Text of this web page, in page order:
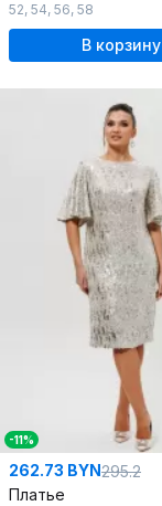
52, 54, 56, 58
В корзину
-11%
262.73 BYN295.2
Платье